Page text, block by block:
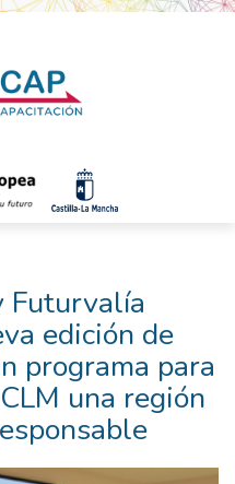
Futurvalía
edición de
programa para
una región